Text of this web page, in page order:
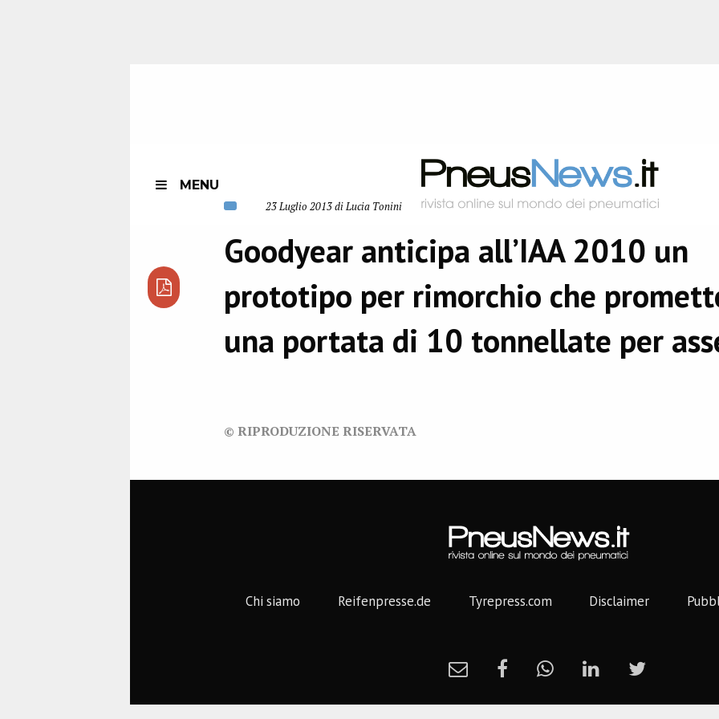
MENU
23 Luglio 2013 di Lucia Tonini
Goodyear anticipa all’IAA 2010 un
prototipo per rimorchio che
una portata di 10 tonnellate per
© RIPRODUZIONE RISERVATA
Chi siamo Reifenpresse.de Tyrepress.com Disclaimer